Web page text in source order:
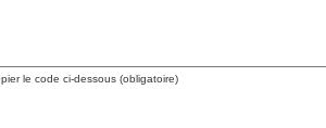
le code ci-dessous (obligatoire)